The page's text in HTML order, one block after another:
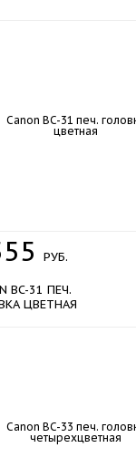
РУБ.
BC-31 ПЕЧ.
ЦВЕТНАЯ